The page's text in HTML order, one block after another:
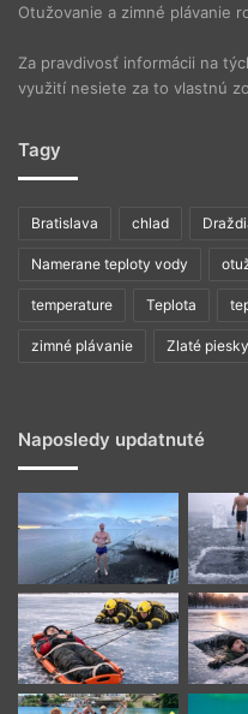
Otužovanie a zimné plávanie
Za pravdivosť informácii na
využití nesiete za to vlastnú
Tagy
Bratislava chlad
Namerane teploty vody
temperature Teplota
zimné plávanie Zlaté piesky
Naposledy updatnuté